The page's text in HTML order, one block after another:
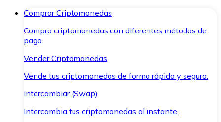
Comprar Criptomonedas
Compra criptomonedas con diferentes métodos de
pago.
Vender Criptomonedas
Vende tus criptomonedas de forma rápida y segura.
Intercambiar (Swap)
Intercambia tus criptomonedas al instante.